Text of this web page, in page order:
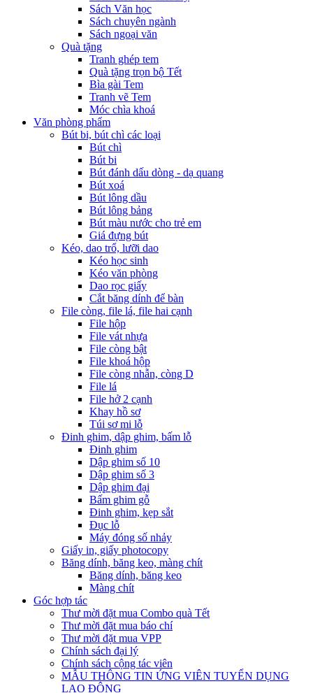
Sách Văn học
Sách chuyên ngành
Sách ngoại văn
Quà tặng
Tranh ghép tem
Quà tặng trọn bộ Tết
Bìa gài Tem
Tranh vẽ Tem
Móc chìa khoá
Văn phòng phẩm
Bút bi, bút chì các loại
Bút chì
Bút bi
Bút đánh dấu dòng - dạ quang
Bút xoá
Bút lông dầu
Bút lông bảng
Bút màu nước cho trẻ em
Giá đựng bút
Kéo, dao trổ, lưỡi dao
Kéo học sinh
Kéo văn phòng
Dao rọc giấy
Cắt băng dính để bàn
File còng, file lá, file hai cạnh
File hộp
File vát nhựa
File còng bật
File khoá hộp
File còng nhẫn, còng D
File lá
File hở 2 cạnh
Khay hồ sơ
Túi sơ mi lỗ
Đinh ghim, dập ghim, bấm lỗ
Đinh ghim
Dập ghim số 10
Dập ghim số 3
Dập ghim đại
Bấm ghim gỗ
Đinh ghim, kẹp sắt
Đục lỗ
Máy đóng số nhảy
Giấy in, giấy photocopy
Băng dính, băng keo, màng chít
Băng dính, băng keo
Màng chít
Góc hợp tác
Thư mời đặt mua Combo quà Tết
Thư mời đặt mua báo chí
Thư mời đặt mua VPP
Chính sách đại lý
Chính sách cộng tác viên
MẪU THÔNG TIN ỨNG VIÊN TUYỂN DỤNG
LAO ĐỘNG